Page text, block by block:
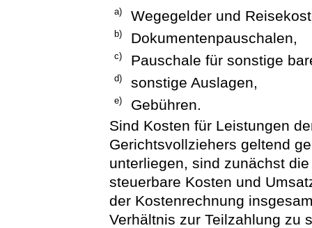
a) Wegegelder und
b) Dokumentenpauschalen,
c) Pauschale für sonstige
d) sonstige Auslagen,
e)
Gebühren.
Sind Kosten für Leistungen
Gerichtsvollziehers geltend
unterliegen, sind zunächst
steuerbare Kosten und
der Kostenrechnung
Verhältnis zur Teilzahlung zu